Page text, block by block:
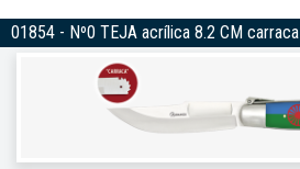
01854 - Nº0 TEJA acrílica 8.2 CM carraca